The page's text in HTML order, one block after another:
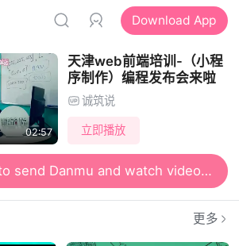
Download App
02:57
天津web前端培训-（小程
序制作）编程发布会来啦
诚筑说
立即播放
Open the App to send Danmu and watch videos together
更多